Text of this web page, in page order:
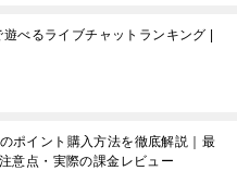
べるライブチャットランキング |
ポイント購入方法を徹底解説｜最
意点・実際の課金レビュー